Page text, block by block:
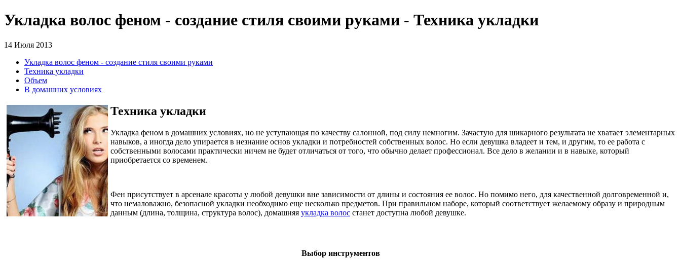
Укладка волос феном - создание стиля своими руками - Техника укладки
14 Июля 2013
Укладка волос феном - создание стиля своими руками
Техника укладки
Объем
В домашних условиях
Техника укладки
Укладка феном в домашних условиях, но не уступающая по качеству салонной, под силу немногим. Зачастую для шикарного результата не хватает элементарных
навыков, а иногда дело упирается в незнание основ укладки и потребностей собственных волос. Но если девушка владеет и тем, и другим, то ее работа с
собственными волосами практически ничем не будет отличаться от того, что обычно делает профессионал. Все дело в желании и в навыке, который
приобретается со временем.
Фен присутствует в арсенале красоты у любой девушки вне зависимости от длины и состояния ее волос. Но помимо него, для качественной долговременной и,
что немаловажно, безопасной укладки необходимо еще несколько предметов. При правильном наборе, который соответствует желаемому образу и природным
данным (длина, толщина, структура волос), домашняя укладка волос станет доступна любой девушке.
Выбор инструментов